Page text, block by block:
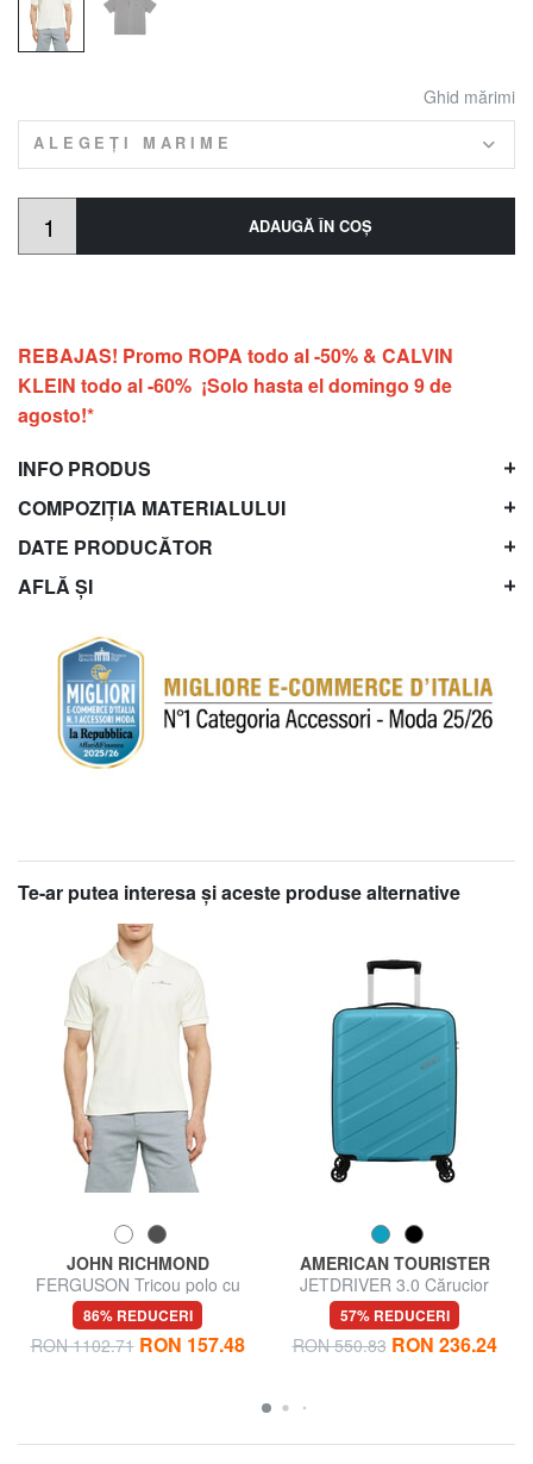
Ghid mărimi
ALEGEȚI MARIME
ADAUGĂ ÎN COŞ
REBAJAS! Promo ROPA todo al -50% & CALVIN
KLEIN todo al -60% ¡Solo hasta el domingo 9 de
agosto!*
INFO PRODUS
COMPOZIȚIA MATERIALULUI
DATE PRODUCĂTOR
AFLĂ ȘI
Te-ar putea interesa şi aceste produse alternative
JOHN RICHMOND
FERGUSON Tricou polo cu
mânecă scurtă
86% REDUCERI
RON 1102.71 RON 157.48
AMERICAN TOURISTER
JETDRIVER 3.0 Cărucior
pentru bagaje de mână
57% REDUCERI
RON 550.83 RON 236.24